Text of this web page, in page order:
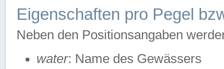
Eigenschaften pro Pegel
Neben den Positionsangaben
water: Name des Gewässers